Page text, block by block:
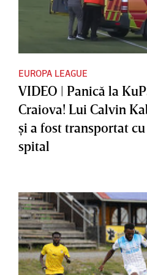
EUROPA LEAGUE
VIDEO | Panică la
Craiova! Lui Calvin
şi a fost transportat
spital